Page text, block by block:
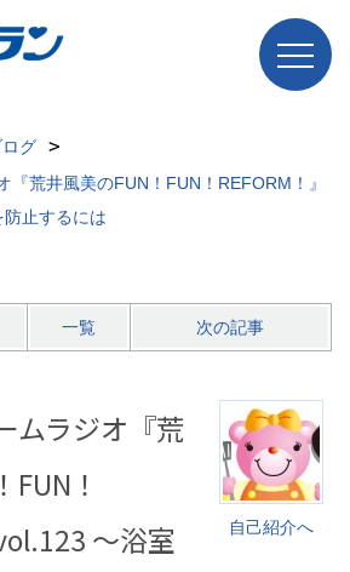
グ
『荒井風美のFUN！FUN！REFORM！』
止するには
一覧 次の記事
自己紹介へ
ムラジオ『荒
！
～浴室